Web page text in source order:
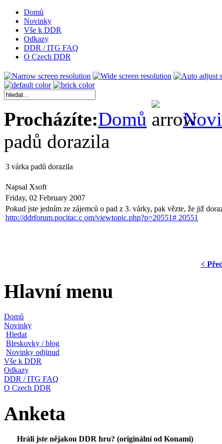
Domů
Novinky
Vše k DDR
Odkazy
DDR / ITG FAQ
O Czech DDR
Procházíte:Domů
padů dorazila
3 várka padů dorazila
Napsal Xsoft
Friday, 02 February 2007
Pokud jste jedním ze zájemců o pad z 3. várky, pak vězte, že již
http://ddrforum.pocitac.c om/viewtopic.php?p=20551# 20551
<
Hlavní menu
Domů
Novinky
Hledat
Bleskovky / blog
Novinky odjinud
Vše k DDR
Odkazy
DDR / ITG FAQ
O Czech DDR
Anketa
Hráli jste nějakou DDR hru? (originální od Konami)